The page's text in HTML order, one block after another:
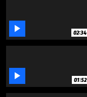
 02:34
 01:52